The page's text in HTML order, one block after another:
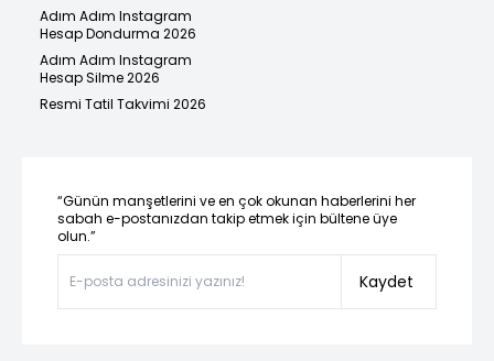
Adım Adım Instagram
Hesap Dondurma 2026
Adım Adım Instagram
Hesap Silme 2026
Resmi Tatil Takvimi 2026
“Günün manşetlerini ve en çok okunan haberlerini her
sabah e-postanızdan takip etmek için bültene üye
olun.”
Kaydet